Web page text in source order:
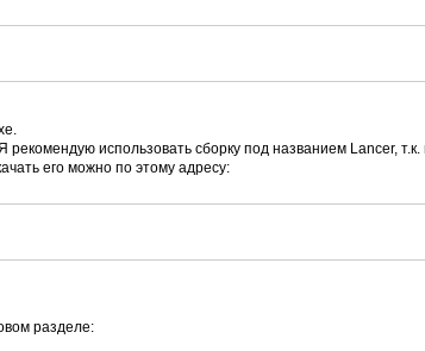
рекомендую использовать сборку под названием Lancer, т.к.
его можно по этому адресу:
разделе: